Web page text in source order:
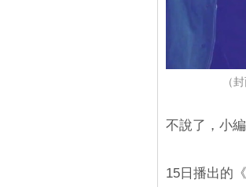
（
不說了，小
15日播出的